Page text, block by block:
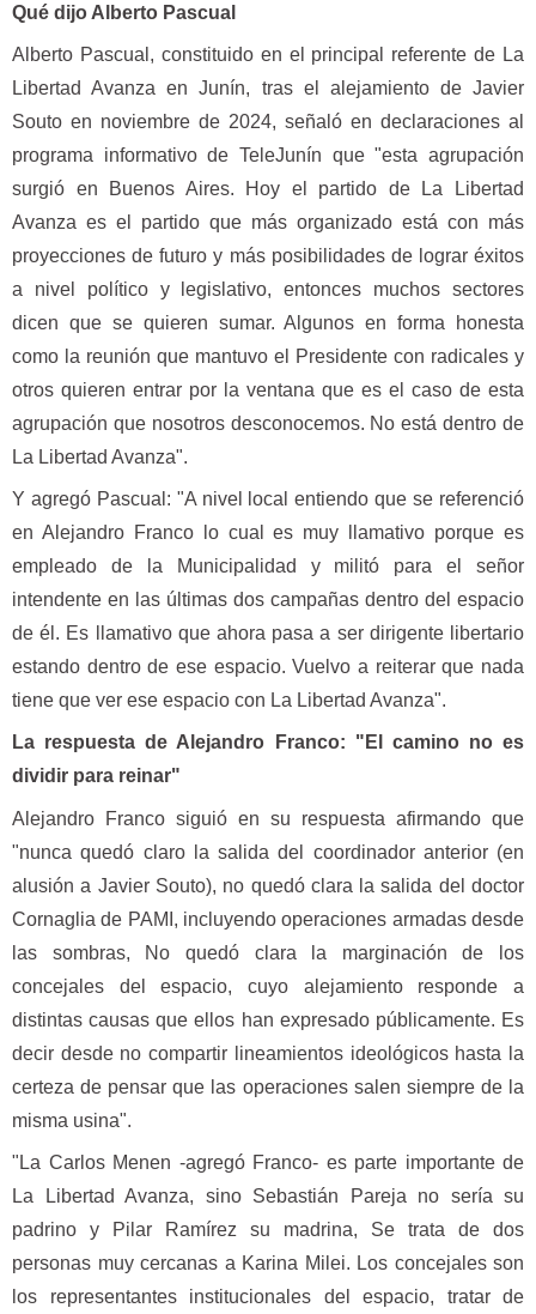
Qué dijo Alberto Pascual
Alberto Pascual, constituido en el principal referente de La
Libertad Avanza en Junín, tras el alejamiento de Javier
Souto en noviembre de 2024, señaló en declaraciones al
programa informativo de TeleJunín que "esta agrupación
surgió en Buenos Aires. Hoy el partido de La Libertad
Avanza es el partido que más organizado está con más
proyecciones de futuro y más posibilidades de lograr éxitos
a nivel político y legislativo, entonces muchos sectores
dicen que se quieren sumar. Algunos en forma honesta
como la reunión que mantuvo el Presidente con radicales y
otros quieren entrar por la ventana que es el caso de esta
agrupación que nosotros desconocemos. No está dentro de
La Libertad Avanza".
Y agregó Pascual: "A nivel local entiendo que se referenció
en Alejandro Franco lo cual es muy llamativo porque es
empleado de la Municipalidad y militó para el señor
intendente en las últimas dos campañas dentro del espacio
de él. Es llamativo que ahora pasa a ser dirigente libertario
estando dentro de ese espacio. Vuelvo a reiterar que nada
tiene que ver ese espacio con La Libertad Avanza".
La respuesta de Alejandro Franco: "El camino no es
dividir para reinar"
Alejandro Franco siguió en su respuesta afirmando que
"nunca quedó claro la salida del coordinador anterior (en
alusión a Javier Souto), no quedó clara la salida del doctor
Cornaglia de PAMI, incluyendo operaciones armadas desde
las sombras, No quedó clara la marginación de los
concejales del espacio, cuyo alejamiento responde a
distintas causas que ellos han expresado públicamente. Es
decir desde no compartir lineamientos ideológicos hasta la
certeza de pensar que las operaciones salen siempre de la
misma usina".
"La Carlos Menen -agregó Franco- es parte importante de
La Libertad Avanza, sino Sebastián Pareja no sería su
padrino y Pilar Ramírez su madrina, Se trata de dos
personas muy cercanas a Karina Milei. Los concejales son
los representantes institucionales del espacio, tratar de